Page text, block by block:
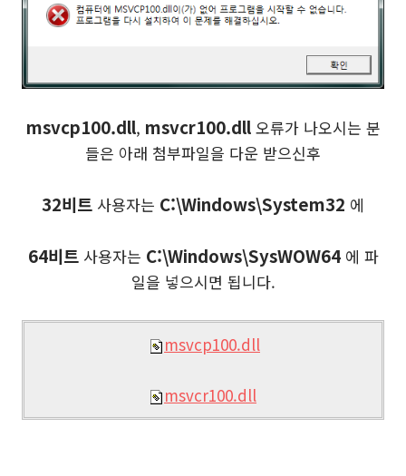
msvcp100.dll, msvcr100.dll 오류가 나오시는 분
들은 아래 첨부파일을 다운 받으신후
32비트 사용자는 C:\Windows\System32 에
64비트사용자는 C:\Windows\SysWOW64에 파
일을 넣으시면 됩니다.
msvcp100.dll
msvcr100.dll